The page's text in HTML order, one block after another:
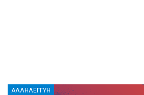
ΑΛΛΗΛΕΓΓΎΗ